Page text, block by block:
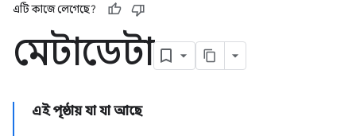
এটি কাজে লেগেছে?
মেটাডেটা
এই পৃষ্ঠায় যা যা আছে